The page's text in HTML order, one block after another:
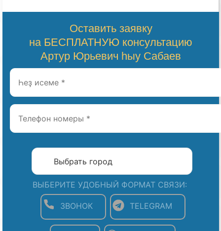
Оставить заявку
на БЕСПЛАТНУЮ консультацию
Артур Юрьевич һыу Сабаев
ВЫБЕРИТЕ УДОБНЫЙ ФОРМАТ СВЯЗИ:
ЗВОНОК TELEGRAM